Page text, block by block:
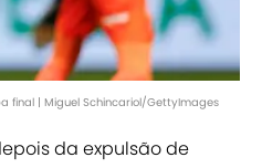
final | Miguel Schincariol/GettyImages
da expulsão de